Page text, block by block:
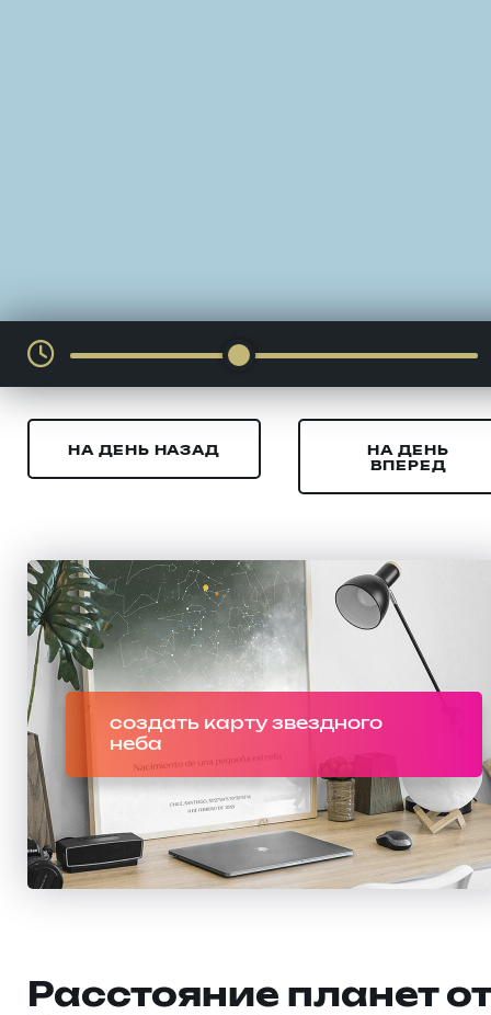
НА ДЕНЬ НАЗАД
НА ДЕНЬ
ВПЕРЕД
создать карту звездного
неба
Расстояние планет от